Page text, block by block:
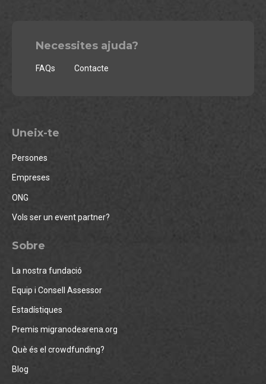
Necessites ajuda?
FAQs Contacte
Uneix-te
Persones
Empreses
ONG
Vols ser un event partner?
Sobre
La nostra fundació
Equip i Consell Assessor
Estadístiques
Premis migranodearena.org
Què és el crowdfunding?
Blog